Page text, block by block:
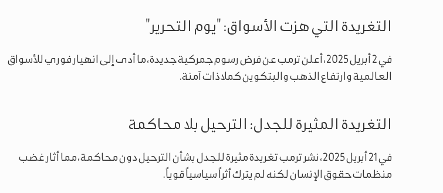
التغريدة التي هزت الأسواق: "يوم التحرير"
في 2 أبريل 2025، أعلن ترمب عن فرض رسوم جمركية جديدة، ما أدى إلى انهيار فوري للأسواق
العالمية وارتفاع الذهب والبتكوين كملاذات آمنة.
التغريدة المثيرة للجدل: الترحيل بلا محاكمة
في 21 أبريل 2025، نشر ترمب تغريدة مثيرة للجدل بشأن الترحيل دون محاكمة، مما أثار غضب
منظمات حقوق الإنسان لكنه لم يترك أثراً سياسياً قوياً.